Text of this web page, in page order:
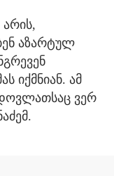
არის,
აზარტულ
იქმნიან. ამ
ვერ